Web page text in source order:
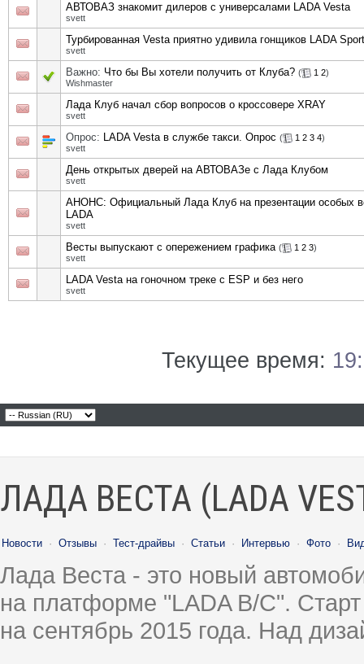
АВТОВАЗ знакомит дилеров с универсалами LADA Vesta
svett
Турбированная Vesta приятно удивила гонщиков LADA Sport
svett
Важно: Что бы Вы хотели получить от Клуба? ( 1 2)
Wishmaster
Лада Клуб начал сбор вопросов о кроссовере XRAY
svett
Опрос: LADA Vesta в службе такси. Опрос ( 1 2 3 4)
svett
День открытых дверей на АВТОВАЗе с Лада Клубом
svett
АНОНС: Официальный Лада Клуб на презентации особых
LADA
svett
Весты выпускают с опережением графика ( 1 2 3)
svett
LADA Vesta на гоночном треке с ESP и без него
svett
Текущее время:
ЛАДА ВЕСТА (LADA
Новости · Отзывы · Тест-драйвы · Статьи · Интервью · Фото ·
Лада Веста - это новый
на платформе "LADA B/C".
на сентябрь 2015 года. Над